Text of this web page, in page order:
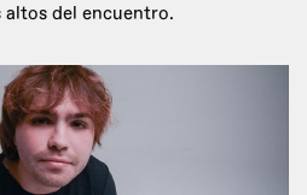
del encuentro.